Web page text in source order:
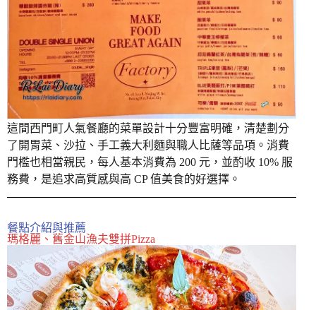
這間西門町人氣餐廳的菜單設計十分豐富明確，清楚劃分
了開胃菜、沙拉、手工義大利麵與職人比薩等品項。消費
門檻也相當親民，每人基本消費為 200 元，並酌收 10% 服
務費，是追求高質感與高 CP 值美食的好選擇。
餐點介紹與推薦
瑪格麗、舊金山漁夫雙拼Pizza